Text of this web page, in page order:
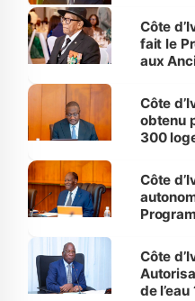
Côte
fait le
aux
Côte
obtenu
300
et
Côte
Côte
de